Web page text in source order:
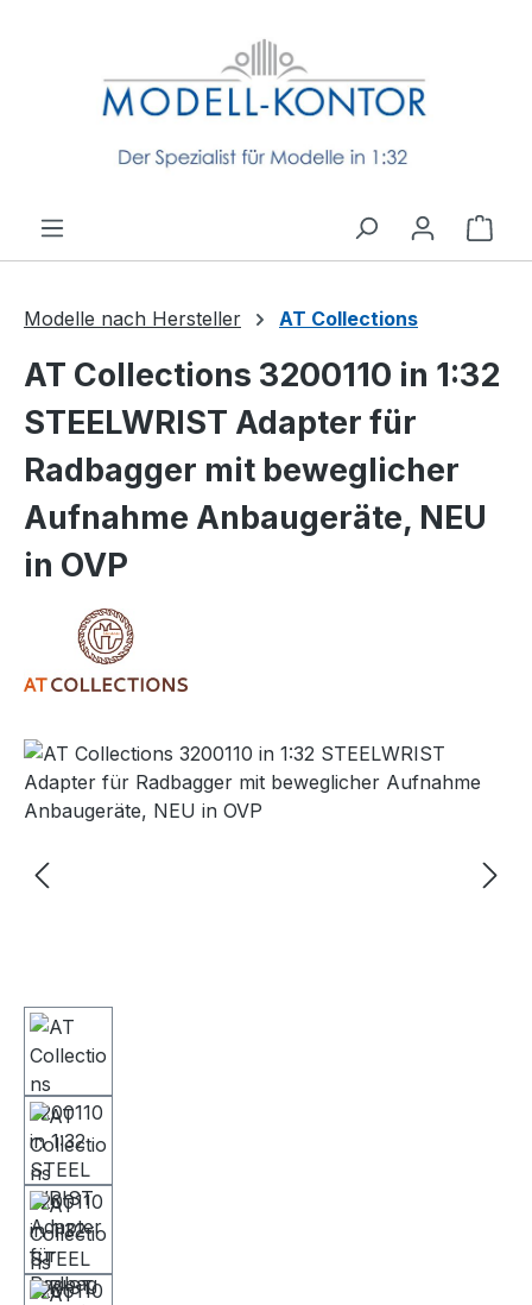
Modelle nach Hersteller AT Collections
AT Collections 3200110 in 1:32
STEELWRIST Adapter für
Radbagger mit beweglicher
Aufnahme Anbaugeräte, NEU
in OVP
Bildergalerie überspringen